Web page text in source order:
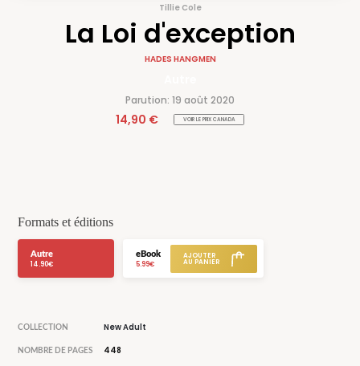
Tillie Cole
La Loi d'exception
HADES HANGMEN
Parution: 19 août 2020
14,90 € VOIR LE PRIX CANADA
Formats et éditions
Autre
14.90€
eBook
5.99€
COLLECTION New Adult
NOMBRE DE PAGES 448